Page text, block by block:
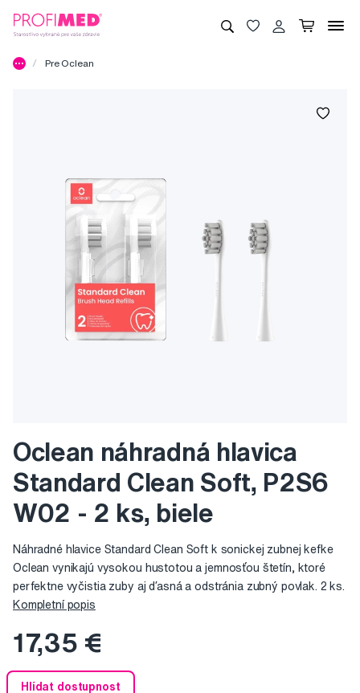
Pre Oclean
Oclean náhradná hlavica
Standard Clean Soft, P2S6
W02 - 2 ks, biele
Náhradné hlavice Standard Clean Soft k sonickej zubnej kefke
Oclean vynikajú vysokou hustotou a jemnosťou štetín, ktoré
perfektne vyčistia zuby aj ďasná a odstránia zubný povlak. 2 ks.
Kompletní popis
17,35 €
Hlídat dostupnost